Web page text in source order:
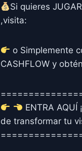
Si quieres
,visita:
o Simplemente
CASHFLOW y
ENTRA
de transformar tu